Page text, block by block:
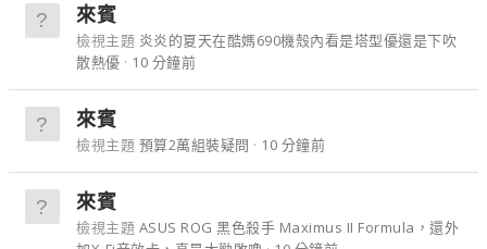
來賓
檢視主題 炎炎的夏天在酷媽690機殼內看是塔型優還是下吹
散熱優
10 分鐘前
來賓
檢視主題 預算2萬組裝疑問 10 分鐘前
來賓
檢視主題 ASUS ROG 黑色殺手 Maximus II Formula，還外